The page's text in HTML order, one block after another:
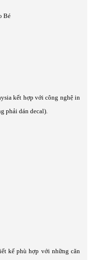
Bé
kết hợp với công nghệ in
phải dán decal).
kế phù hợp với những căn